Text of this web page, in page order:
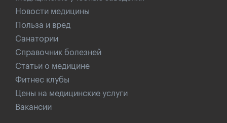
Новости медицины
Польза и вред
Санатории
Справочник болезней
Статьи о медицине
Фитнес клубы
Цены на медицинские услуги
Вакансии